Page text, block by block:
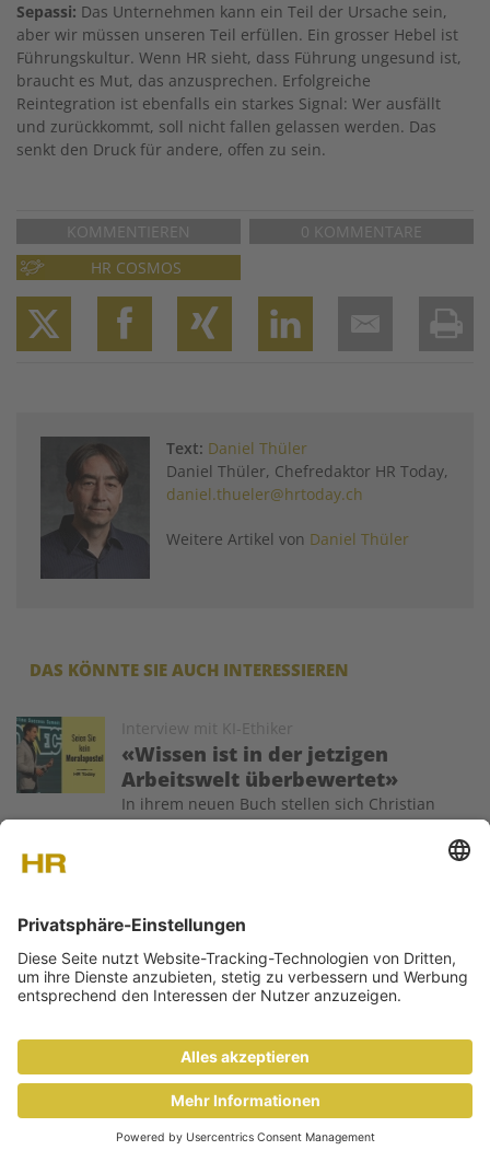
Sepassi: Das Unternehmen kann ein Teil der Ursache sein,
aber wir müssen unseren Teil erfüllen. Ein grosser Hebel ist
Führungskultur. Wenn HR sieht, dass Führung ungesund ist,
braucht es Mut, das anzusprechen. Erfolgreiche
Reintegration ist ebenfalls ein starkes Signal: Wer ausfällt
und zurückkommt, soll nicht fallen gelassen werden. Das
senkt den Druck für andere, offen zu sein.
KOMMENTIEREN
0 KOMMENTARE
HR COSMOS
Text: Daniel Thüler
Daniel Thüler, Chefredaktor HR Today,
daniel.thueler@hrtoday.ch
Weitere Artikel von Daniel Thüler
DAS KÖNNTE SIE AUCH INTERESSIEREN
Interview mit KI-Ethiker
«Wissen ist in der jetzigen
Arbeitswelt überbewertet»
Image
In ihrem neuen Buch stellen sich Christian
Frage: Wie sieht ethische Führung im KI-Zeitalter aus? Ein
Gespräch über Verantwortung, Fehlerkultur und
Interview mit Arianne Hasler
«Ich erlebe Altersdiversität
weniger als Trend, sondern
als Widerspruch»
Image
In Zeiten des Fachkräftemangels gewinnt Altersdiversität
stetig an Relevanz. Arianne Hasler, Chief People & Culture von
Galenica, erklärt und reflektiert das eigene Erfolgskonzept –
und erzählt die Geschichten von Ueli und Sabine.